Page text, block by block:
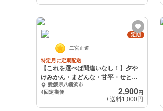
定期
二宮正道
特定月に定期配送
【これを選べば間違いなし！】夕や
けみかん・まどんな・甘平・せとか
【定期便】
愛媛県八幡浜市
4回定期便
2,900円
+送料1,000円